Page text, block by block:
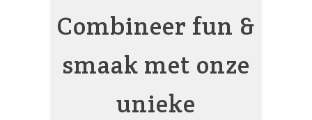
Combineer fun &
smaak met onze
unieke